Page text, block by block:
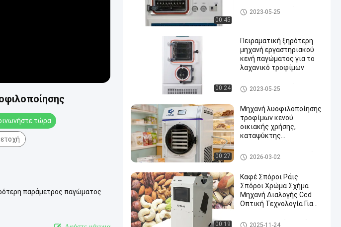
τώρα
παράμετρος παγώματος
00:45
Στεγνωτήρας παγώματος ερ
γαστηρίων
2023-05-25
00:24
Πειραματική ξηρότερη
μηχανή εργαστηριακού
κενή παγώματος για το
λαχανικό τροφίμων
Στεγνωτήρας παγώματος ερ
γαστηρίων
2023-05-25
00:27
Μηχανή λυοφιλοποίησης
τροφίμων κενού
οικιακής χρήσης,
καταψύκτης
Κενός στεγνωτήρας παγώμα
τος
2026-03-02
00:19
Καφέ Σπόροι Ράις
Σπόροι Χρώμα Σχήμα
Μηχανή Διαλογής Ccd
Οπτική Τεχνολογία Για
Μηχανή διαλογέων χρώματο
2025-11-24